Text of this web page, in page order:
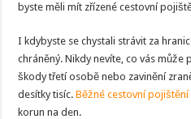
byste měli mít zřízené cestovní
I kdybyste se chystali strávit za
chráněný. Nikdy nevíte, co vás může
škody třetí osobě nebo zavinění
desítky tisíc.Běžné cestovní pojištění
korun na den.